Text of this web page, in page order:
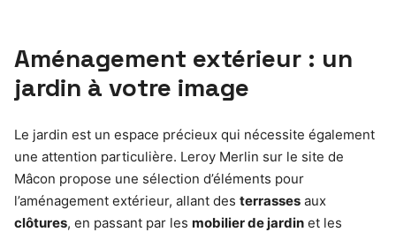
Aménagement extérieur : un
jardin à votre image
Le jardin est un espace précieux qui nécessite également
une attention particulière. Leroy Merlin sur le site de
Mâcon propose une sélection d’éléments pour
l’aménagement extérieur, allant des terrasses aux
clôtures, en passant par les mobilier de jardin et les